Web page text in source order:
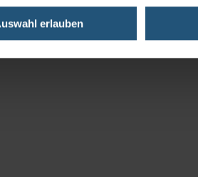
erlauben